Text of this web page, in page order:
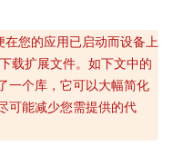
在您的应用已启动而设备上
载扩展文件。如下文中的
一个库，它可以大幅简化
可能减少您需提供的代